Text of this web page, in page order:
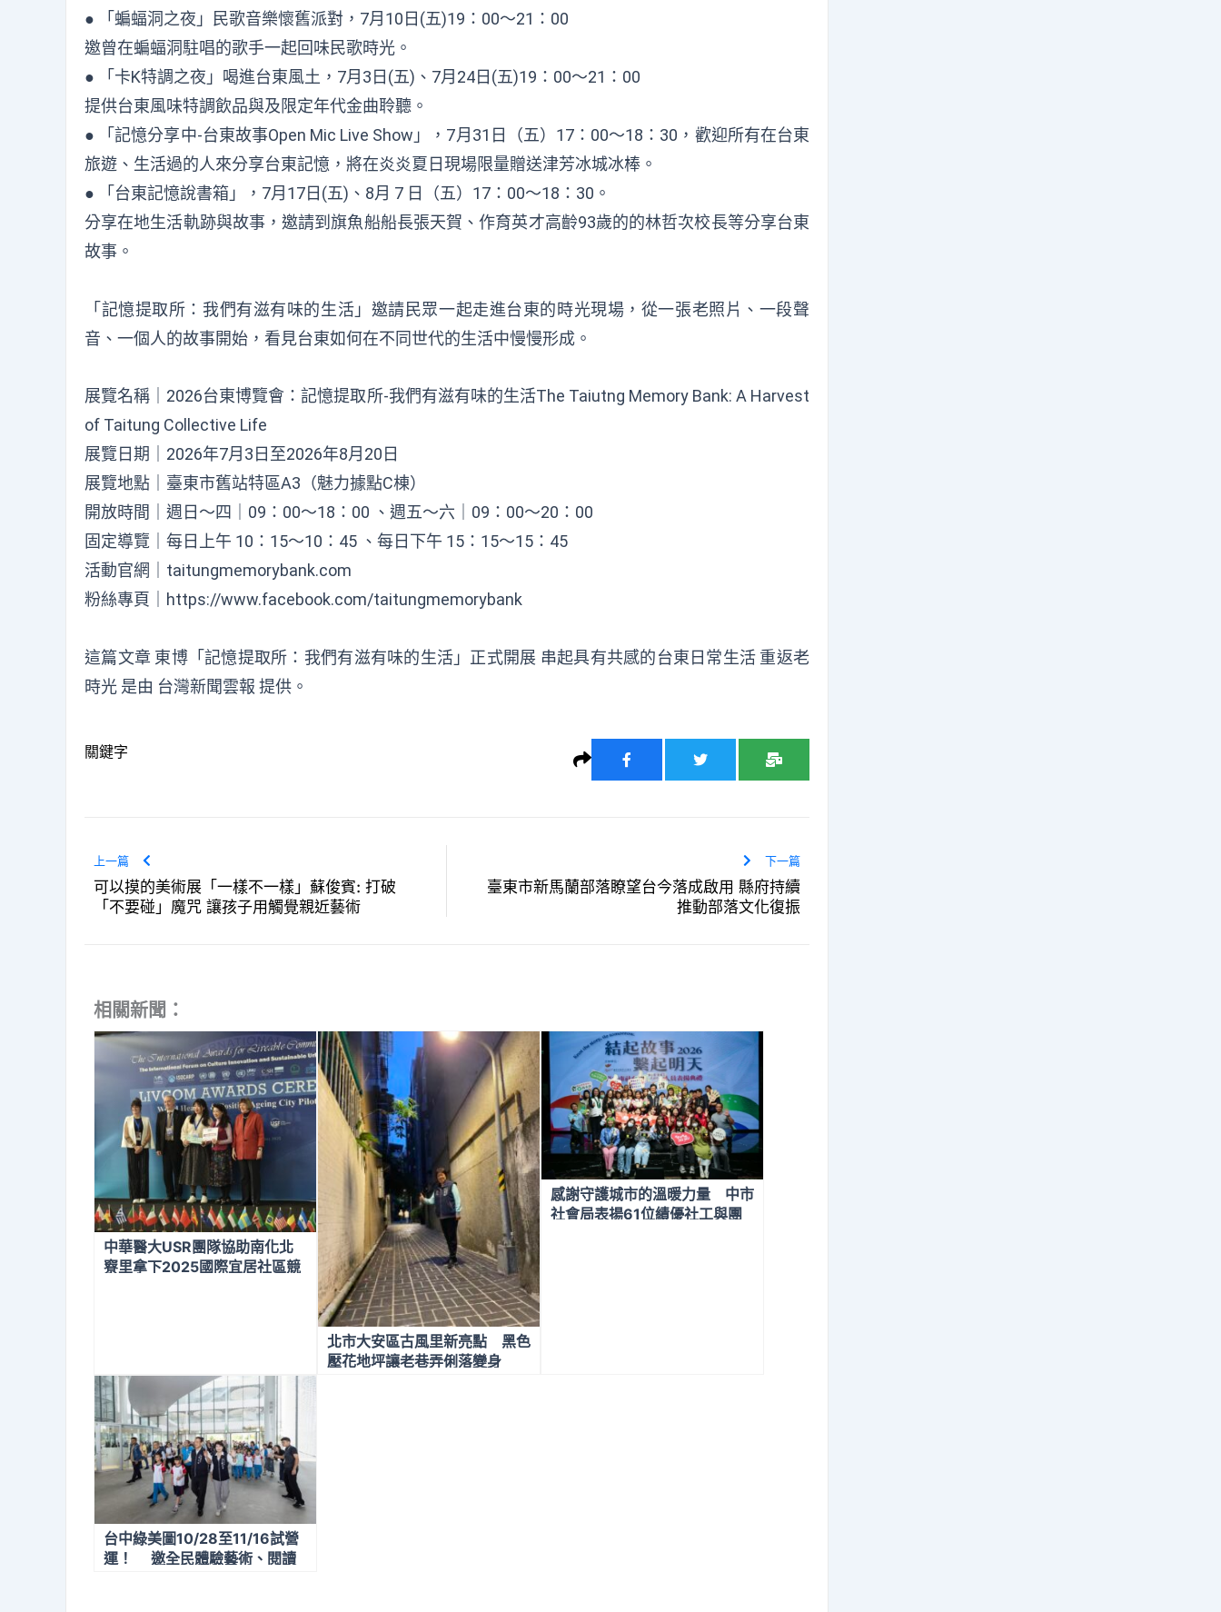
● 「蝙蝠洞之夜」民歌音樂懷舊派對，7月10日(五)19：00～21：00
邀曾在蝙蝠洞駐唱的歌手一起回味民歌時光。
● 「卡K特調之夜」喝進台東風土，7月3日(五)、7月24日(五)19：00～21：00
提供台東風味特調飲品與及限定年代金曲聆聽。
● 「記憶分享中-台東故事Open Mic Live Show」，7月31日（五）17：00～18：30，歡迎所有在台東
旅遊、生活過的人來分享台東記憶，將在炎炎夏日現場限量贈送津芳冰城冰棒。
● 「台東記憶說書箱」，7月17日(五)、8月 7 日（五）17：00～18：30。
分享在地生活軌跡與故事，邀請到旗魚船船長張天賀、作育英才高齡93歲的的林哲次校長等分享台東
故事。
「記憶提取所：我們有滋有味的生活」邀請民眾一起走進台東的時光現場，從一張老照片、一段聲
音、一個人的故事開始，看見台東如何在不同世代的生活中慢慢形成。
展覽名稱｜2026台東博覽會：記憶提取所-我們有滋有味的生活The Taiutng Memory Bank: A Harvest
of Taitung Collective Life
展覽日期｜2026年7月3日至2026年8月20日
展覽地點｜臺東市舊站特區A3（魅力據點C棟）
開放時間｜週日～四｜09：00～18：00 、週五～六｜09：00～20：00
固定導覽｜每日上午 10：15～10：45 、每日下午 15：15～15：45
活動官網｜taitungmemorybank.com
粉絲專頁｜https://www.facebook.com/taitungmemorybank
這篇文章 東博「記憶提取所：我們有滋有味的生活」正式開展 串起具有共感的台東日常生活 重返老
時光 是由 台灣新聞雲報 提供。
關鍵字
上一篇
可以摸的美術展「一樣不一樣」蘇俊賓: 打破
「不要碰」魔咒 讓孩子用觸覺親近藝術
下一篇
臺東市新馬蘭部落瞭望台今落成啟用 縣府持續
推動部落文化復振
相關新聞：
中華醫大USR團隊協助南化北
竂里拿下2025國際宜居社區競
北市大安區古風里新亮點 黑色
壓花地坪讓老巷弄俐落變身
感謝守護城市的溫暖力量 中市
社會局表揚61位績優社工與團
台中綠美圖10/28至11/16試營
運！ 邀全民體驗藝術、閱讀